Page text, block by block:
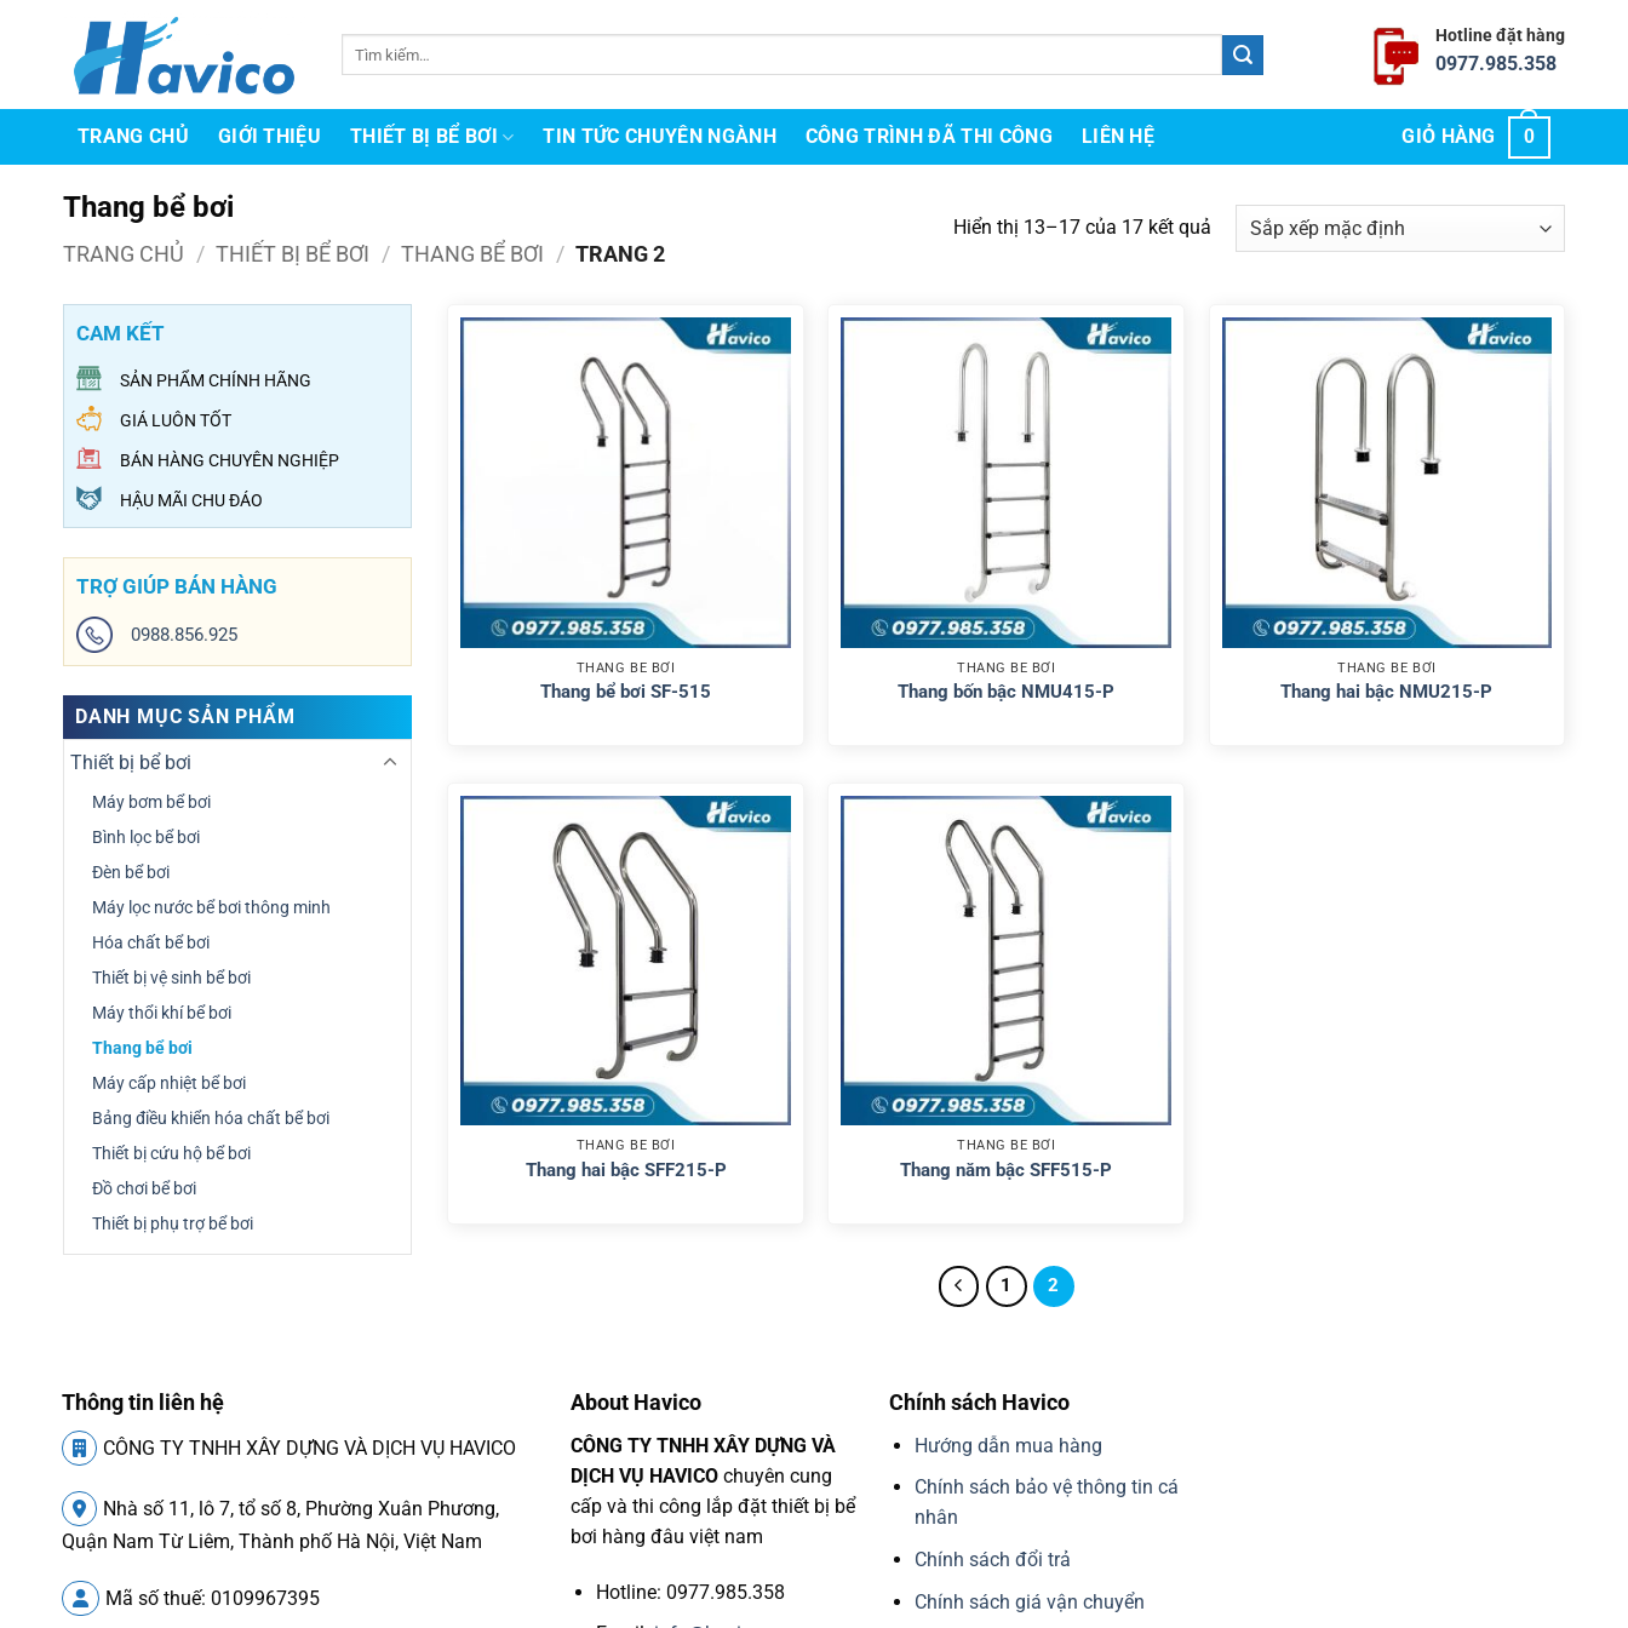
dung
Hotline đặt hàng
0977.985.358
TRANG CHỦ GIỚI THIỆU THIẾT BỊ BỂ BƠI TIN TỨC CHUYÊN NGÀNH CÔNG TRÌNH ĐÃ THI CÔNG LIÊN HỆ GIỎ HÀNG 0
Thang bể bơi
TRANG CHỦ / THIẾT BỊ BỂ BƠI / THANG BỂ BƠI / TRANG 2
Hiển thị 13–17 của 17 kết quả
CAM KẾT
SẢN PHẨM CHÍNH HÃNG
GIÁ LUÔN TỐT
BÁN HÀNG CHUYÊN NGHIỆP
HẬU MÃI CHU ĐÁO
TRỢ GIÚP BÁN HÀNG
0988.856.925
DANH MỤC SẢN PHẨM
Thiết bị bể bơi
Máy bơm bể bơi
Bình lọc bể bơi
Đèn bể bơi
Máy lọc nước bể bơi thông minh
Hóa chất bể bơi
Thiết bị vệ sinh bể bơi
Máy thổi khí bể bơi
Thang bể bơi
Máy cấp nhiệt bể bơi
Bảng điều khiển hóa chất bể bơi
Thiết bị cứu hộ bể bơi
Đồ chơi bể bơi
Thiết bị phụ trợ bể bơi
THANG BỂ BƠI
Thang bể bơi SF-515
THANG BỂ BƠI
Thang bốn bậc NMU415-P
THANG BỂ BƠI
Thang hai bậc NMU215-P
THANG BỂ BƠI
Thang hai bậc SFF215-P
THANG BỂ BƠI
Thang năm bậc SFF515-P
1 2
Thông tin liên hệ
CÔNG TY TNHH XÂY DỰNG VÀ DỊCH VỤ HAVICO
Nhà số 11, lô 7, tổ số 8, Phường Xuân Phương,
Quận Nam Từ Liêm, Thành phố Hà Nội, Việt Nam
Mã số thuế: 0109967395
About Havico
CÔNG TY TNHH XÂY DỰNG VÀ
DỊCH VỤ HAVICOchuyên cung
cấp và thi công lắp đặt thiết bị bể
bơi hàng đâu việt nam
Hotline: 0977.985.358
Chính sách Havico
Hướng dẫn mua hàng
Chính sách bảo vệ thông tin cá
nhân
Chính sách đổi trả
Chính sách giá vận chuyển